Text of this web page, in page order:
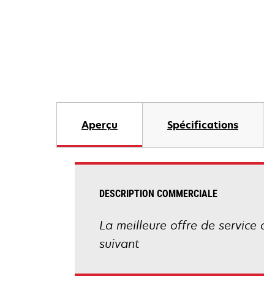
Aperçu Spécifications
DESCRIPTION COMMERCIALE
La meilleure offre de service
suivant